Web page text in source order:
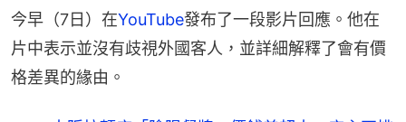
今早（7日）在YouTube發布了一段影片回應。他在
片中表示並沒有歧視外國客人，並詳細解釋了會有價
格差異的緣由。